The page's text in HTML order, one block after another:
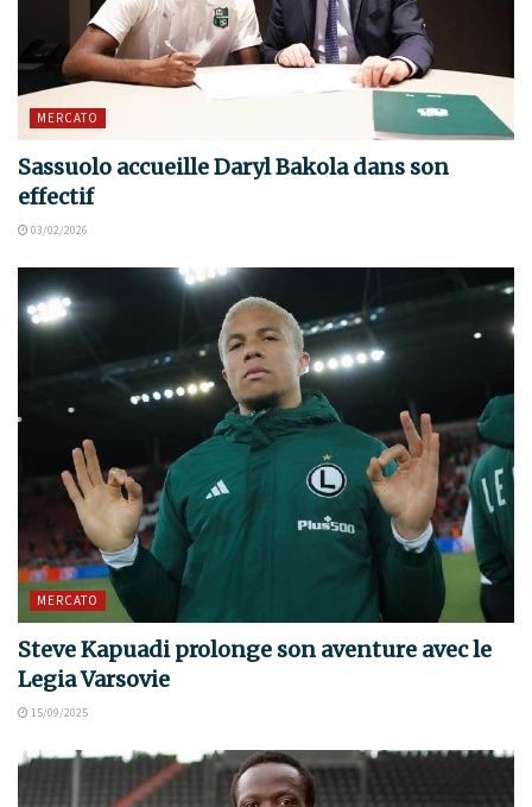
MERCATO
Sassuolo accueille Daryl Bakola dans son
effectif
03/02/2026
MERCATO
Steve Kapuadi prolonge son aventure avec le
Legia Varsovie
15/09/2025